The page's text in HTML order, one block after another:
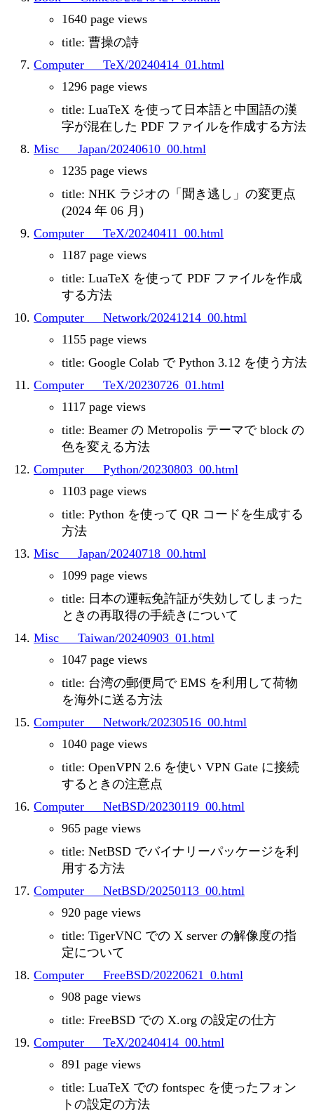
1640 page views
title: 曹操の詩
Computer___TeX/20240414_01.html
1296 page views
title: LuaTeX を使って日本語と中国語の漢
字が混在した PDF ファイルを作成する方法
Misc___Japan/20240610_00.html
1235 page views
title: NHK ラジオの「聞き逃し」の変更点
(2024 年 06 月)
Computer___TeX/20240411_00.html
1187 page views
title: LuaTeX を使って PDF ファイルを作成
する方法
Computer___Network/20241214_00.html
1155 page views
title: Google Colab で Python 3.12 を使う方法
Computer___TeX/20230726_01.html
1117 page views
title: Beamer の Metropolis テーマで block の
色を変える方法
Computer___Python/20230803_00.html
1103 page views
title: Python を使って QR コードを生成する
方法
Misc___Japan/20240718_00.html
1099 page views
title: 日本の運転免許証が失効してしまった
ときの再取得の手続きについて
Misc___Taiwan/20240903_01.html
1047 page views
title: 台湾の郵便局で EMS を利用して荷物
を海外に送る方法
Computer___Network/20230516_00.html
1040 page views
title: OpenVPN 2.6 を使い VPN Gate に接続
するときの注意点
Computer___NetBSD/20230119_00.html
965 page views
title: NetBSD でバイナリーパッケージを利
用する方法
Computer___NetBSD/20250113_00.html
920 page views
title: TigerVNC での X server の解像度の指
定について
Computer___FreeBSD/20220621_0.html
908 page views
title: FreeBSD での X.org の設定の仕方
Computer___TeX/20240414_00.html
891 page views
title: LuaTeX での fontspec を使ったフォン
トの設定の方法